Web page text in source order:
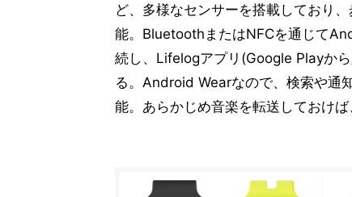
ど、多様なセンサーを搭載しており
能。BluetoothまたはNFCを通じて
続し、Lifelogアプリ(Google Playか
る。Android Wearなので、検索や通
能。あらかじめ音楽を転送しておけ